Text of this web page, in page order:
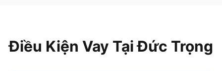
Điều Kiện Vay Tại Đức Trọng